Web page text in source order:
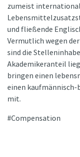
zumeist
und fließende
Vermutlich wegen
sind die
Akademikeranteil
bringen einen
einen
mit.
Compensation